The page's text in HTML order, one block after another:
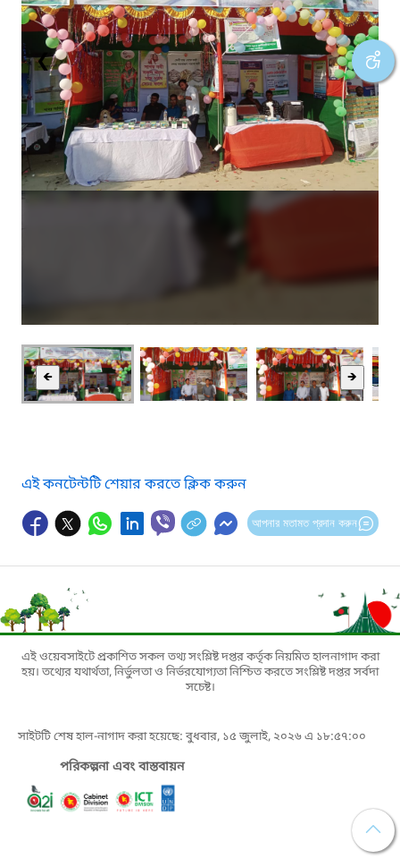
❮ ❯
🡸 🡺
এই কনটেন্টটি শেয়ার করতে ক্লিক করুন
আপনার মতামত প্রদান করুন
এই ওয়েবসাইটে প্রকাশিত সকল তথ্য সংশ্লিষ্ট দপ্তর কর্তৃক নিয়মিত হালনাগাদ করা
হয়। তথ্যের যথার্থতা, নির্ভুলতা ও নির্ভরযোগ্যতা নিশ্চিত করতে সংশ্লিষ্ট দপ্তর সর্বদা
সচেষ্ট।
সাইটটি শেষ হাল-নাগাদ করা হয়েছে: বুধবার, ১৫ জুলাই, ২০২৬ এ ১৮:৫৭:০০
পরিকল্পনা এবং বাস্তবায়ন